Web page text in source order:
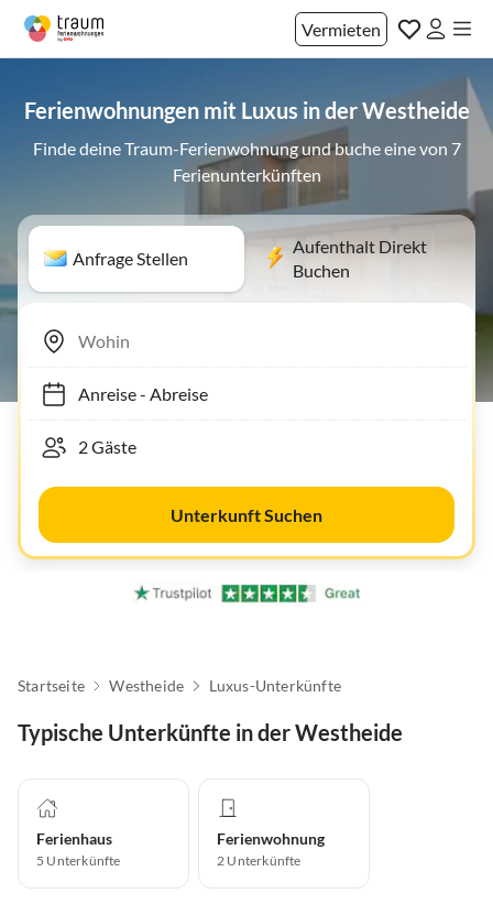
Vermieten
Ferienwohnungen mit Luxus in der Westheide
Finde deine Traum-Ferienwohnung und buche eine von 7
Ferienunterkünften
Anfrage Stellen
Aufenthalt Direkt
Buchen
Anreise- Abreise
Unterkunft Suchen
Startseite Westheide Luxus-Unterkünfte
Typische Unterkünfte in der Westheide
Ferienhaus
5 Unterkünfte
Ferienwohnung
2 Unterkünfte